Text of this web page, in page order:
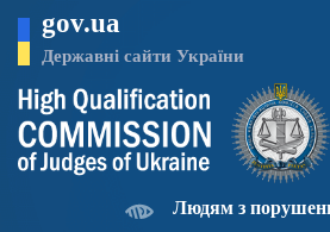
основного
матеріалу
gov.ua
Державні сайти України
Людям з